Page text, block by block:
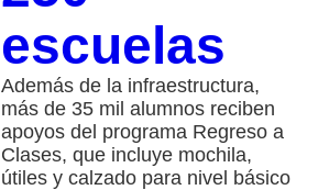
escuelas
Además de la infraestructura,
más de 35 mil alumnos reciben
apoyos del programa Regreso a
Clases, que incluye mochila,
útiles y calzado para nivel básico